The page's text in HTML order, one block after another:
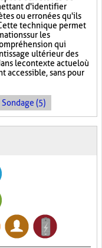
d'identifier
ou erronées qu'ils
technique permet
sur les
qui
ultérieur des
le contexte actuel où
accessible, sans pour
Sondage (5)